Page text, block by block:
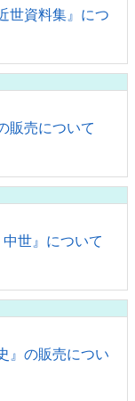
世資料集』につ
販売について
世』について
』の販売につい